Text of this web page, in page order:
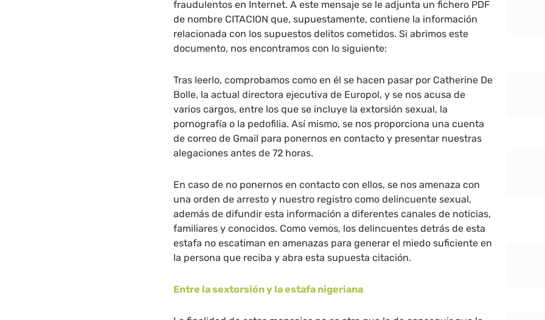
fraudulentos en Internet. A este mensaje se le adjunta un fichero PDF
de nombre CITACION que, supuestamente, contiene la información
relacionada con los supuestos delitos cometidos. Si abrimos este
documento, nos encontramos con lo siguiente:
Tras leerlo, comprobamos como en él se hacen pasar por Catherine De
Bolle, la actual directora ejecutiva de Europol, y se nos acusa de
varios cargos, entre los que se incluye la extorsión sexual, la
pornografía o la pedofilia. Así mismo, se nos proporciona una cuenta
de correo de Gmail para ponernos en contacto y presentar nuestras
alegaciones antes de 72 horas.
En caso de no ponernos en contacto con ellos, se nos amenaza con
una orden de arresto y nuestro registro como delincuente sexual,
además de difundir esta información a diferentes canales de noticias,
familiares y conocidos. Como vemos, los delincuentes detrás de esta
estafa no escatiman en amenazas para generar el miedo suficiente en
la persona que reciba y abra esta supuesta citación.
Entre la sextorsión y la estafa nigeriana